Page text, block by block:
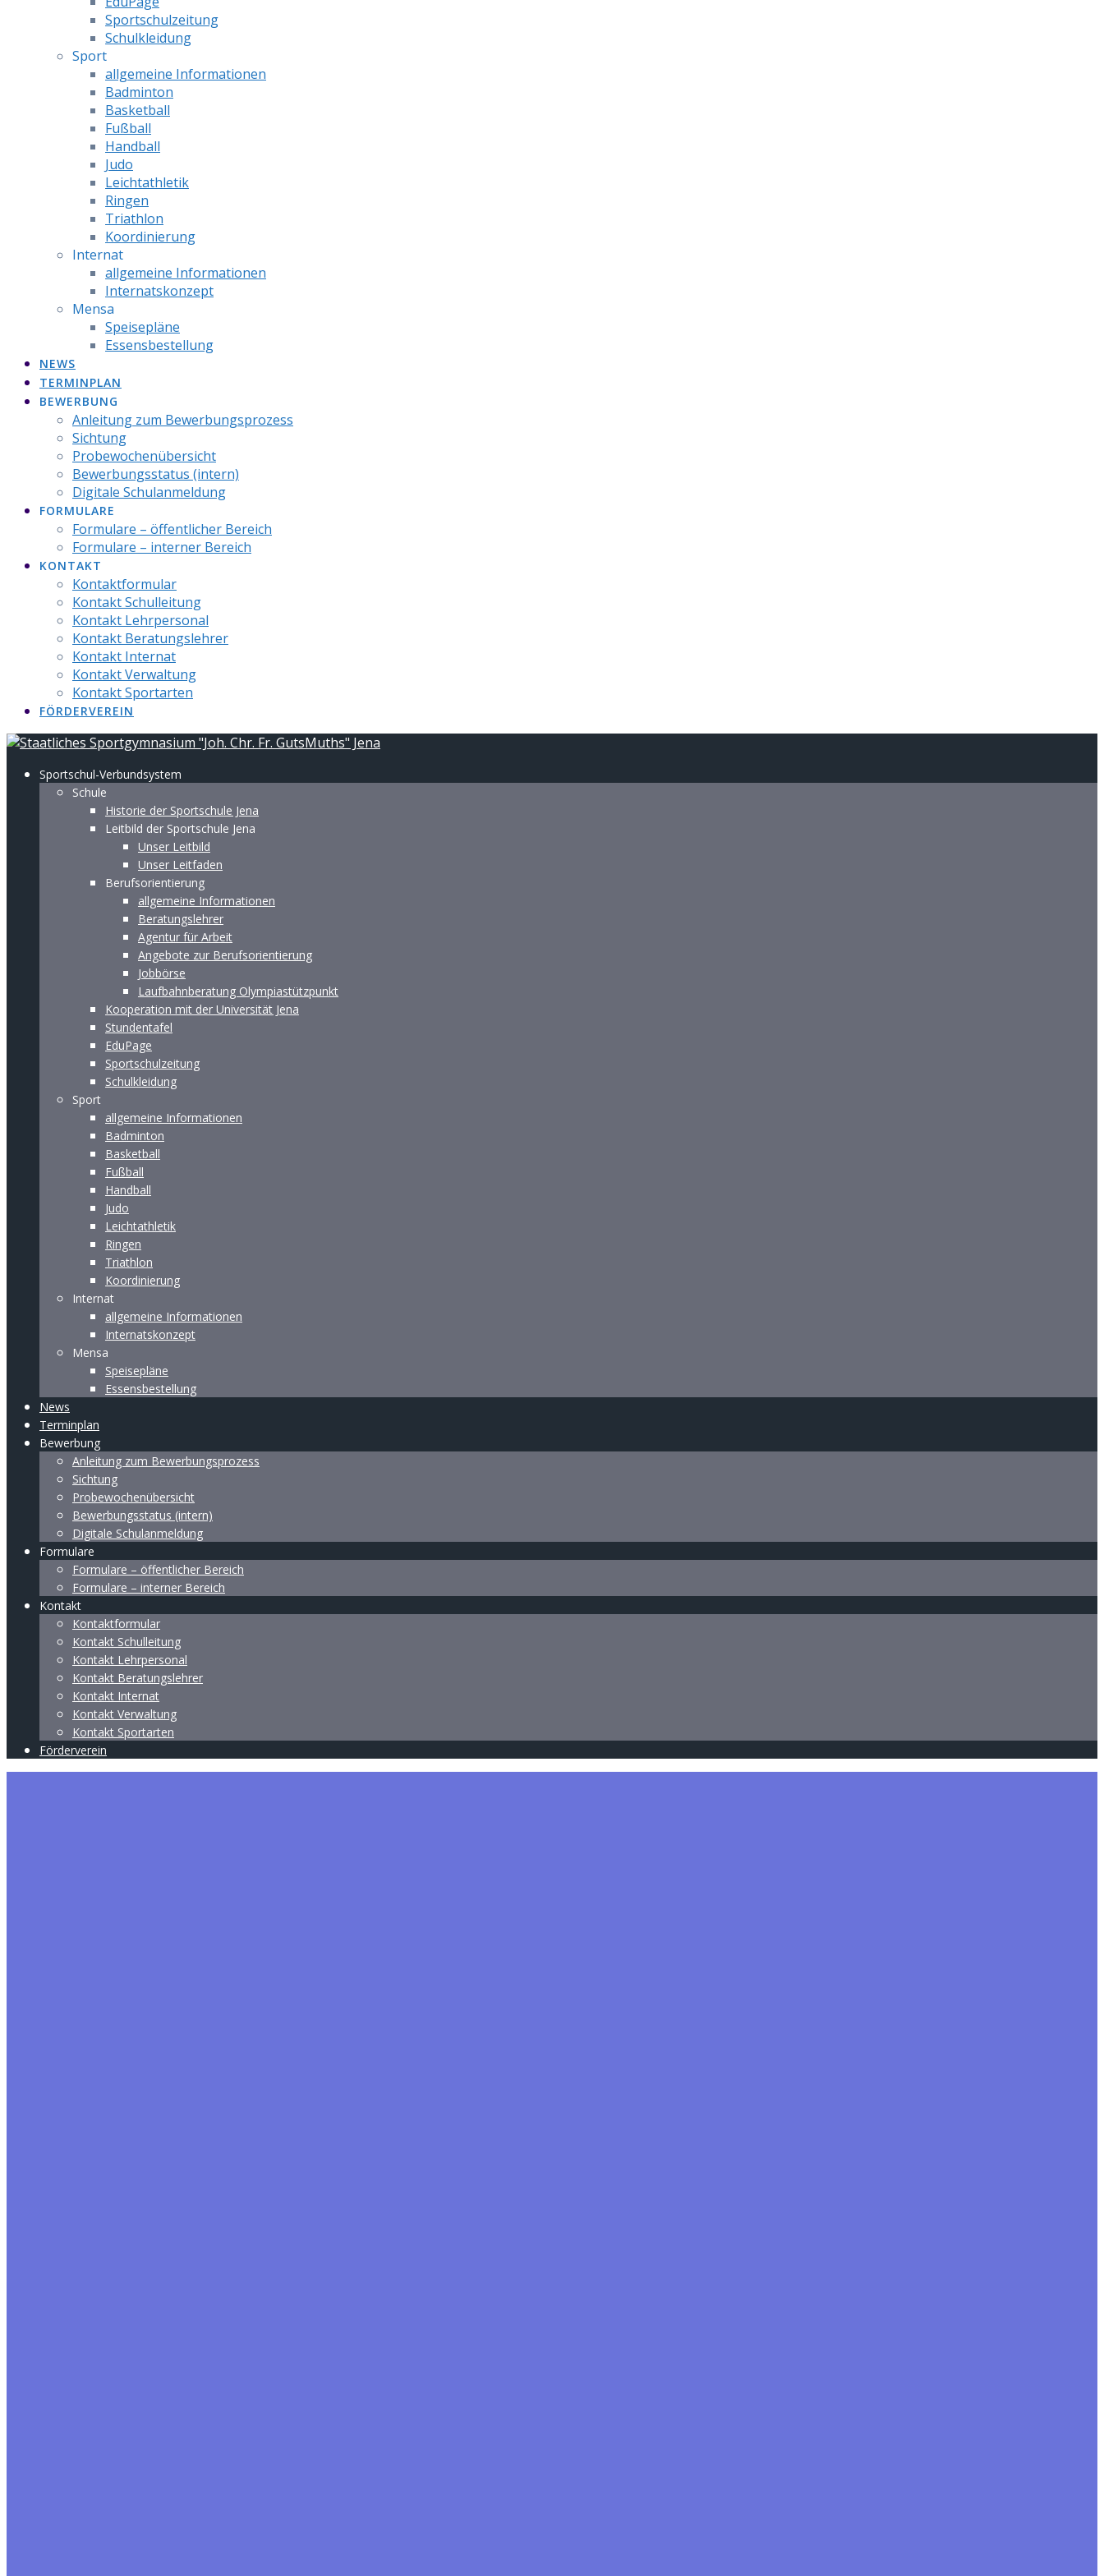
Sportschulzeitung
Schulkleidung
Sport
allgemeine Informationen
Badminton
Basketball
Fußball
Handball
Judo
Leichtathletik
Ringen
Triathlon
Koordinierung
Internat
allgemeine Informationen
Internatskonzept
Mensa
Speisepläne
Essensbestellung
NEWS
TERMINPLAN
BEWERBUNG
Anleitung zum Bewerbungsprozess
Sichtung
Probewochenübersicht
Bewerbungsstatus (intern)
Digitale Schulanmeldung
FORMULARE
Formulare – öffentlicher Bereich
Formulare – interner Bereich
KONTAKT
Kontaktformular
Kontakt Schulleitung
Kontakt Lehrpersonal
Kontakt Beratungslehrer
Kontakt Internat
Kontakt Verwaltung
Kontakt Sportarten
FÖRDERVEREIN
Sportschul-Verbundsystem
Schule
Historie der Sportschule Jena
Leitbild der Sportschule Jena
Unser Leitbild
Unser Leitfaden
Berufsorientierung
allgemeine Informationen
Beratungslehrer
Agentur für Arbeit
Angebote zur Berufsorientierung
Jobbörse
Laufbahnberatung Olympiastützpunkt
Kooperation mit der Universität Jena
Stundentafel
EduPage
Sportschulzeitung
Schulkleidung
Sport
allgemeine Informationen
Badminton
Basketball
Fußball
Handball
Judo
Leichtathletik
Ringen
Triathlon
Koordinierung
Internat
allgemeine Informationen
Internatskonzept
Mensa
Speisepläne
Essensbestellung
News
Terminplan
Bewerbung
Anleitung zum Bewerbungsprozess
Sichtung
Probewochenübersicht
Bewerbungsstatus (intern)
Digitale Schulanmeldung
Formulare
Formulare – öffentlicher Bereich
Formulare – interner Bereich
Kontakt
Kontaktformular
Kontakt Schulleitung
Kontakt Lehrpersonal
Kontakt Beratungslehrer
Kontakt Internat
Kontakt Verwaltung
Kontakt Sportarten
Förderverein